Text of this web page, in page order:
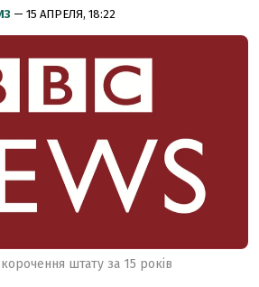
— 15 АПРЕЛЯ, 18:22
штату за 15 років